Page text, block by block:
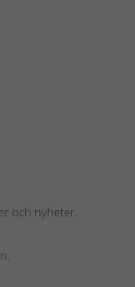
och nyheter.